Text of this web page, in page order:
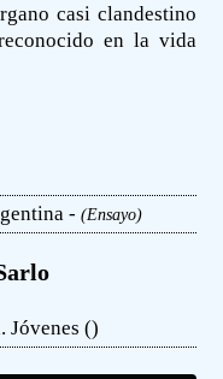
casi clandestino
en la vida
-(Ensayo)
Jóvenes ()